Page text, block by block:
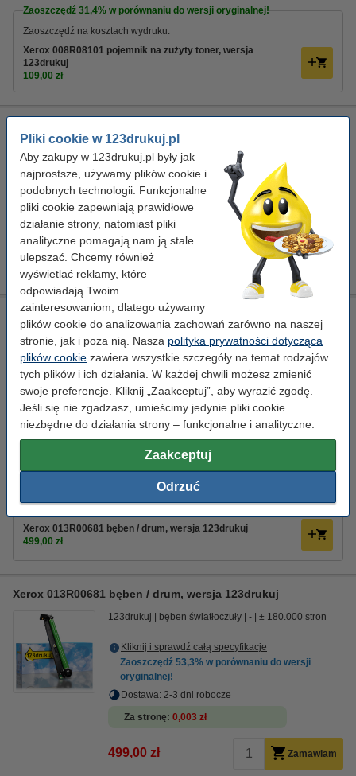
Pliki cookie w 123drukuj.pl
Aby zakupy w 123drukuj.pl były jak
najprostsze, używamy plików cookie i
podobnych technologii. Funkcjonalne
pliki cookie zapewniają prawidłowe
działanie strony, natomiast pliki
analityczne pomagają nam ją stale
ulepszać. Chcemy również
wyświetlać reklamy, które
odpowiadają Twoim
zainteresowaniom, dlatego używamy
plików cookie do analizowania zachowań zarówno na naszej
stronie, jak i poza nią. Nasza polityka prywatności dotycząca
plików cookie zawiera wszystkie szczegóły na temat rodzajów
tych plików i ich działania. W każdej chwili możesz zmienić
swoje preferencje. Kliknij „Zaakceptuj”, aby wyrazić zgodę.
Jeśli się nie zgadzasz, umieścimy jedynie pliki cookie
niezbędne do działania strony – funkcjonalne i analityczne.
Zaakceptuj
Odrzuć
Zaoszczędź 31,4% w porównaniu do wersji oryginalnej!
Zaoszczędź na kosztach wydruku.
Xerox 008R08101 pojemnik na zużyty toner, wersja
123drukuj
109,00 zł
008R08101
Kliknij i sprawdź całą specyfikacje
Zaoszczędź31,4%w porównaniu do wersji
oryginalnej!
Dostawa: 2-3 dni robocze
109,00 zł Zamawiam
Xerox 013R00681 bęben/drum, oryginalny
Xerox bęben światłoczuły - ± 180.000 stron
Kliknij i sprawdź całą specyfikacje
Dostawa: 2-3 dni robocze
Za stronę 0,006 zł
1 069,00 zł
w porównaniu do wersji oryginalnej!
Zaoszczędź na kosztach wydruku.
Xerox 013R00681 bęben / drum, wersja 123drukuj
499,00 zł
Xerox 013R00681 bęben / drum, wersja 123drukuj
123drukuj bęben światłoczuły - ± 180.000 stron
Kliknij i sprawdź całą specyfikacje
Zaoszczędź 53,3% w porównaniu do wersji
oryginalnej!
Dostawa: 2-3 dni robocze
Za stronę 0,003 zł
499,00 zł Zamawiam